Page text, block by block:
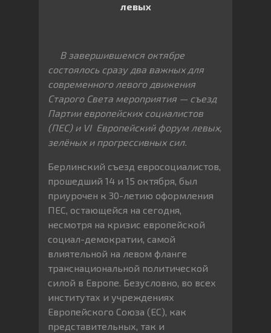
левых
В завершившемся октябре
состоялось сразу два важных для
современного левого движения
Старого Света мероприятия — съезд
Партии европейских социалистов
(ПЕС) и VI Европейский форум левых,
зелёных и прогрессивных сил.
Берлинский съезд евросоциалистов,
прошедший 14 и 15 октября, был
приурочен к 30-летию оформления
ПЕС, остающейся на сегодня,
несмотря на кризис европейской
социал-демократии, самой
влиятельной на левом фланге
транснациональной политической
силой в Европе. Безусловно, во всех
институтах и учреждениях
Европейского Союза (ЕС), как
представительных, так и